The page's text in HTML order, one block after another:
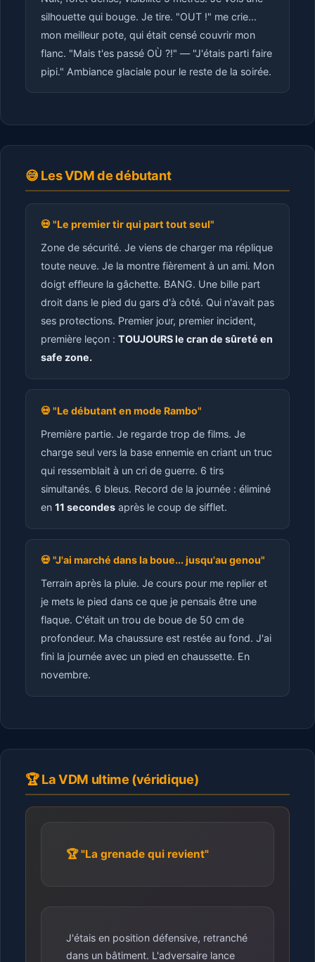
silhouette qui bouge. Je tire. "OUT !" me crie...
mon meilleur pote, qui était censé couvrir mon
flanc. "Mais t'es passé OÙ ?!" — "J'étais parti faire
pipi." Ambiance glaciale pour le reste de la soirée.
😅 Les VDM de débutant
💀 "Le premier tir qui part tout seul"
Zone de sécurité. Je viens de charger ma réplique
toute neuve. Je la montre fièrement à un ami. Mon
doigt effleure la gâchette. BANG. Une bille part
droit dans le pied du gars d'à côté. Qui n'avait pas
ses protections. Premier jour, premier incident,
première leçon : TOUJOURS le cran de sûreté en
safe zone.
💀 "Le débutant en mode Rambo"
Première partie. Je regarde trop de films. Je
charge seul vers la base ennemie en criant un truc
qui ressemblait à un cri de guerre. 6 tirs
simultanés. 6 bleus. Record de la journée : éliminé
en 11 secondes après le coup de sifflet.
💀 "J'ai marché dans la boue... jusqu'au genou"
Terrain après la pluie. Je cours pour me replier et
je mets le pied dans ce que je pensais être une
flaque. C'était un trou de boue de 50 cm de
profondeur. Ma chaussure est restée au fond. J'ai
fini la journée avec un pied en chaussette. En
novembre.
🏆 La VDM ultime (véridique)
🏆 "La grenade qui revient"
J'étais en position défensive, retranché
dans un bâtiment. L'adversaire lance